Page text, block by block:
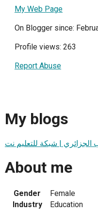
My Web Page
On Blogger since:
Profile views: 263
Report Abuse
My blogs
الجزائري | شبكة للتعليم نت
About me
Gender
Female
Industry
Education